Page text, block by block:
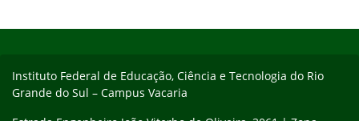
Instituto Federal de Educação, Ciência e Tecnologia do Rio
Grande do Sul – Campus Vacaria